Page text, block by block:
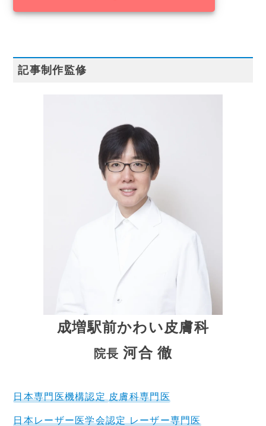
記事制作監修
成増駅前かわい皮膚科
院長 河合 徹
日本専門医機構認定 皮膚科専門医
日本レーザー医学会認定 レーザー専門医